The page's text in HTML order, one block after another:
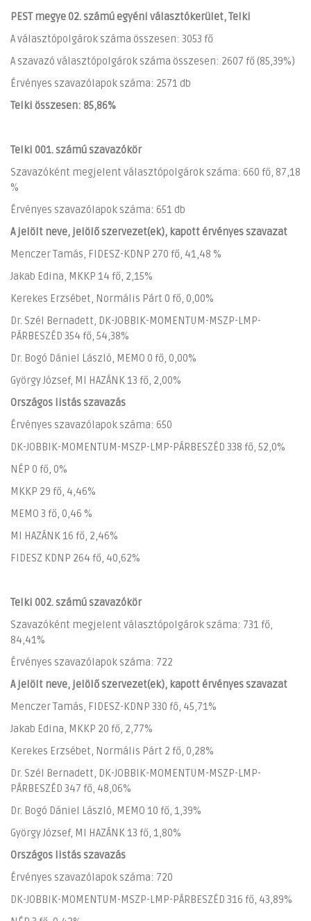
PEST megye 02. számú egyéni választókerület, Telki
A választópolgárok száma összesen: 3053 fő
A szavazó választópolgárok száma összesen: 2607 fő (85,39%)
Érvényes szavazólapok száma: 2571 db
Telki összesen: 85,86%
Telki 001. számú szavazókör
Szavazóként megjelent választópolgárok száma: 660 fő, 87,18
%
Érvényes szavazólapok száma: 651 db
A jelölt neve, jelölő szervezet(ek), kapott érvényes szavazat
Menczer Tamás, FIDESZ-KDNP 270 fő, 41,48 %
Jakab Edina, MKKP 14 fő, 2,15%
Kerekes Erzsébet, Normális Párt 0 fő, 0,00%
Dr. Szél Bernadett, DK-JOBBIK-MOMENTUM-MSZP-LMP-
PÁRBESZÉD 354 fő, 54,38%
Dr. Bogó Dániel László, MEMO 0 fő, 0,00%
György József, MI HAZÁNK 13 fő, 2,00%
Országos listás szavazás
Érvényes szavazólapok száma: 650
DK-JOBBIK-MOMENTUM-MSZP-LMP-PÁRBESZÉD 338 fő, 52,0%
NÉP 0 fő, 0%
MKKP 29 fő, 4,46%
MEMO 3 fő, 0,46 %
MI HAZÁNK 16 fő, 2,46%
FIDESZ KDNP 264 fő, 40,62%
Telki 002. számú szavazókör
Szavazóként megjelent választópolgárok száma: 731 fő,
84,41%
Érvényes szavazólapok száma: 722
A jelölt neve, jelölő szervezet(ek), kapott érvényes szavazat
Menczer Tamás, FIDESZ-KDNP 330 fő, 45,71%
Jakab Edina, MKKP 20 fő, 2,77%
Kerekes Erzsébet, Normális Párt 2 fő, 0,28%
Dr. Szél Bernadett, DK-JOBBIK-MOMENTUM-MSZP-LMP-
PÁRBESZÉD 347 fő, 48,06%
Dr. Bogó Dániel László, MEMO 10 fő, 1,39%
György József, MI HAZÁNK 13 fő, 1,80%
Országos listás szavazás
Érvényes szavazólapok száma: 720
DK-JOBBIK-MOMENTUM-MSZP-LMP-PÁRBESZÉD 316 fő, 43,89%